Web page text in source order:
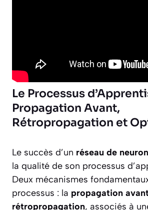
Le Processus
Propagation Avant,
Rétropropagation et
Le succès d’un réseau de
la qualité de son processus
Deux mécanismes
processus : la propagation
rétropropagation, associés à